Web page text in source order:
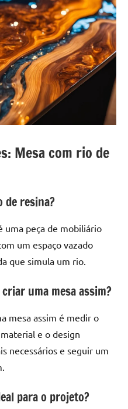
Mesa com rio de
de resina?
uma peça de mobiliário
um espaço vazado
que simula um rio.
uma mesa assim?
mesa assim é medir o
e o design
necessários e seguir um
para o projeto?